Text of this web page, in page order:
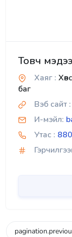
Товч
Хаяг :
баг
Вэб сайт :
И-мэйл:
Утас :